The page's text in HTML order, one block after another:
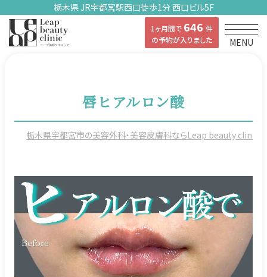
栃木県 JR宇都宮駅西口徒歩1分 西口ビル5F
1ヶ月間で 646 件
の予約が入りました
MENU
唇ヒアルロン酸
栃木県宇都宮市の美容外科・美容皮膚科ならLeap beauty clinic